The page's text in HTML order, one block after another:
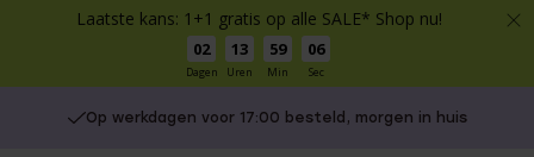
Laatste kans: 1+1 gratis op alle SALE* Shop nu!
02
Dagen
13
Uren
59
Min
06
Sec
Op werkdagen voor 17:00 besteld, morgen in huis